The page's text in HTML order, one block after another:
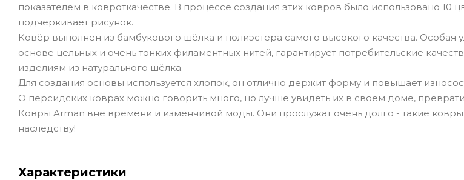
показателем в ковроткачестве. В процессе создания этих ковров было использовано 10
подчёркивает рисунок.
Ковёр выполнен из бамбукового шёлка и полиэстера самого высокого качества. Особая
основе цельных и очень тонких филаментных нитей, гарантирует потребительские
изделиям из натурального шёлка.
Для создания основы используется хлопок, он отлично держит форму и повышает
О персидских коврах можно говорить много, но лучше увидеть их в своём доме,
Ковры Arman вне времени и изменчивой моды. Они прослужат очень долго - такие
наследству!
Характеристики